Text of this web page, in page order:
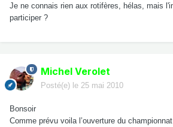
Je ne connais rien aux rotifères, hélas, mais
participer ?
Michel Verolet
Posté(e) le 25 mai 2010
Bonsoir
Comme prévu voila l’ouverture du